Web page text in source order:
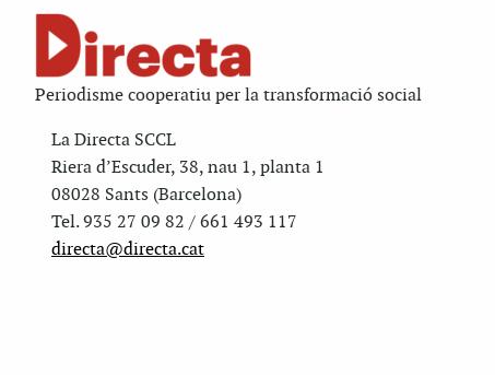
Periodisme cooperatiu per la transformació social
La Directa SCCL
Riera d’Escuder, 38, nau 1, planta 1
08028 Sants (Barcelona)
Tel. 935 27 09 82 / 661 493 117
directa@directa.cat